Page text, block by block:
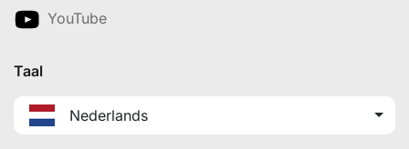
YouTube
Taal
Nederlands